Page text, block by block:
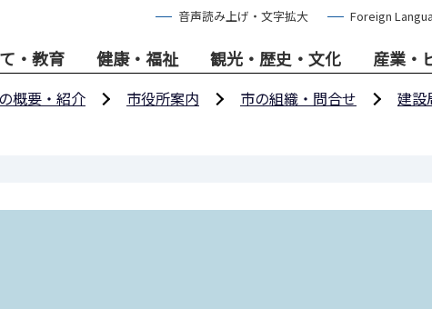
音声読み上げ・文字拡大 Foreign
・教育 健康・福祉 観光・歴史・文化 産業・
概要・紹介 市役所案内 市の組織・問合せ 建設